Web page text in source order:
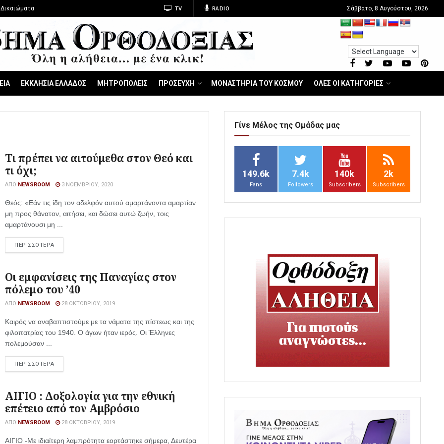
TV RADIO Σάββατο, 8 Αυγούστου, 2026
ΕΚΚΛΗΣΙΑ ΕΛΛΑΔΟΣ ΜΗΤΡΟΠΟΛΕΙΣ ΠΡΟΣΕΥΧΗ ΜΟΝΑΣΤΗΡΙΑ ΤΟΥ ΚΟΣΜΟΥ ΟΛΕΣ ΟΙ ΚΑΤΗΓΟΡΙΕΣ
Τι πρέπει να αιτούμεθα στον Θεό και
τι όχι;
ΑΠΌ NEWSROOM 3 ΝΟΕΜΒΡΊΟΥ, 2020
Θεός: «Εάν τις ίδη τον αδελφόν αυτού αμαρτάνοντα αμαρτίαν
μη προς θάνατον, αιτήσει, και δώσει αυτώ ζωήν, τοις
αμαρτάνουσι μη ...
ΠΕΡΙΣΣΟΤΕΡΑ
Οι εμφανίσεις της Παναγίας στον
πόλεμο του ’40
ΑΠΌ NEWSROOM 28 ΟΚΤΩΒΡΊΟΥ, 2019
Καιρός να αναβαπτιστούμε με τα νάματα της πίστεως και της
φιλοπατρίας του 1940. Ο άγων ήταν ιερός. Οι Έλληνες
πολεμούσαν ...
ΠΕΡΙΣΣΟΤΕΡΑ
ΑΙΓΙΟ : Δοξολογία για την εθνική
επέτειο από τον Αμβρόσιο
ΑΠΌ NEWSROOM 28 ΟΚΤΩΒΡΊΟΥ, 2019
ΑΙΓΙΟ -Με ιδιαίτερη λαμπρότητα εορτάστηκε σήμερα, Δευτέρα
Γίνε Μέλος της Ομάδας μας
149.6k
Fans
7.4k
Followers
140k
Subscribers
2k
Subscribers